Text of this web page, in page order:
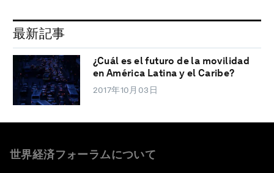
最新記事
¿Cuál es el futuro de la movilidad
en América Latina y el Caribe?
2017年10月03日
世界経済フォーラムについて